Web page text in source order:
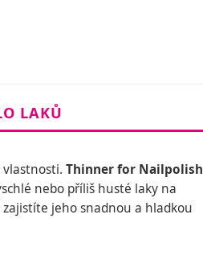
LAKŮ
Thinner for Nailpolish
nebo příliš husté laky na
jeho snadnou a hladkou